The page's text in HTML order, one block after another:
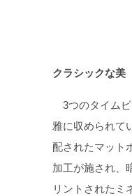
クラシックな美
3つのタイムピ
雅に収められて
配されたマット
加工が施され、
リントされたミ